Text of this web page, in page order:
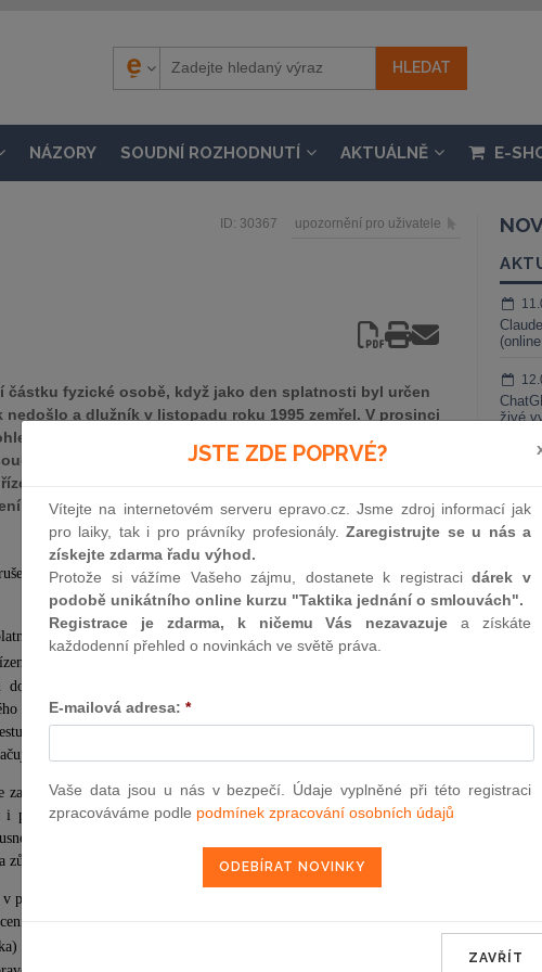
NÁZORY SOUDNÍ ROZHODNUTÍ AKTUÁLNĚ E-
ID: 30367 upozornění pro uživatele
částku fyzické osobě, když jako den splatnosti byl určen
nedošlo a dlužník v listopadu roku 1995 zemřel. V prosinci
za zesnulým dlužníkem soudu v dědickém řízení. V
vedoucím dědické řízení sděleno, že moje pohledávka
neboť byla dědicem prohlášena za promlčenou.
této pohledávky, a to i přes její včasné oznámení soudu
a stavení, upravuje pro občanskoprávní vztahy zák. č. 40/1964Sb.,
li věřitel promlčecí době právo
soudu nebo u jiného
řádně pokračuje, promlčecí doba od tohoto uplatnění po dobu řízení
většinou žalobou, dále pak i vzájemným návrhem učiněným
v rámci trestního řízení na náhradu škody mu obžalovaným způsobené,
apod. Po dobu trvání řízení před soudem či před jiným orgánem
za dlužníkem soudu v dědickém řízení však vliv na běh promlčecí doby
i pro usnesení, jímž soud rozhoduje o meritu věci, je rozhodující stav
o dědictví vyhlášeno až v roce 2004, v této době již s ohledem na
zůstavitelem promlčena.
průběhu běhu občanskoprávní promlčecí lhůty v délce trvání 3 let podat
přičemž jako žalovaného uvést z opatrnosti všechny potencionální
s poukazem na to, že probíhá dědické řízení, v němž jste jako žalobce
živé
Černé
JSTE ZDE POPRVÉ?
Vítejte na internetovém serveru epravo.cz. Jsme zdroj informací jak
pro laiky, tak i pro právníky profesionály.Zaregistrujte se u nás a
získejte zdarma řadu výhod.
Protože si vážíme Vašeho zájmu, dostanete k registracidárek v
podobě unikátního online kurzu "Taktika jednání o smlouvách".
Registrace je zdarma, k ničemu Vás nezavazuje a získáte
každodenní přehled o novinkách ve světě práva.
E-mailová adresa: *
Vaše data jsou u nás v bezpečí. Údaje vyplněné při této registraci
zpracováváme podle podmínek zpracování osobních údajů
ZAVŘÍT